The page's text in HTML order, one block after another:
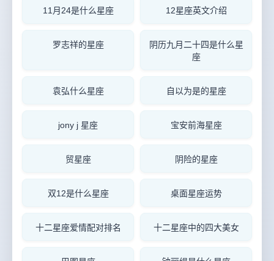
11月24是什么星座 12星座英文介绍
罗志祥的星座
阴历九月二十四是什么星
座
袁弘什么星座 自以为是的星座
jony j 星座 宝安前海星座
贸星座 阴险的星座
双12是什么星座 桌面星座运势
十二星座爱情配对排名 十二星座中的四大美女